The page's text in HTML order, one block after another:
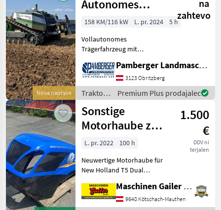
Nova naprava
Autonomes
Trägerfahrzeug
AgXeed AgBot
5.115T2
na
zahtevo
158 KM/116 kW L. pr. 2024
5 h
Vollautonomes
Trägerfahrzeug mit
angetrieben über
Dieselmotor welcher einen
Generator antreibt der 700V
Spannung erzeugt
Antriebsstrang:
Pamberger Landmaschinentechnik GmbH
3123 Obritzberg
Traktor /
Sonstige
Premium Plus prodajalec
Sonstige
Motorhaube zu
New Holland
T5.95 Dual
Command
1.500
€
DDV ni
terjalen
L. pr. 2022
100 h
Neuwertige Motorhaube für
New Holland T5 Dual
folgende Modelle: * T5.75 *
T5.85 * T5.95 *T5.105
Maschinen Gailer GmbH
9640 Kötschach-Mauthen